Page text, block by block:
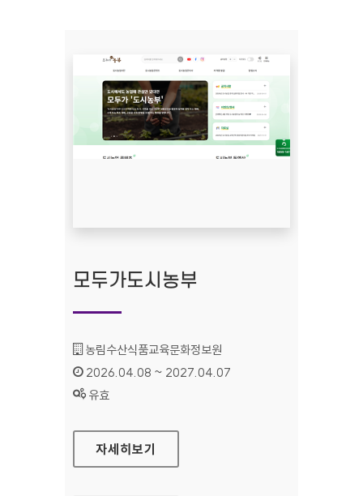
모두가도시농부
기관명 :
농림수산식품교육문화정보원
인증기간 :
2026.04.08 ~ 2027.04.07
상태 :
유효
모두가도시농부
자세히보기